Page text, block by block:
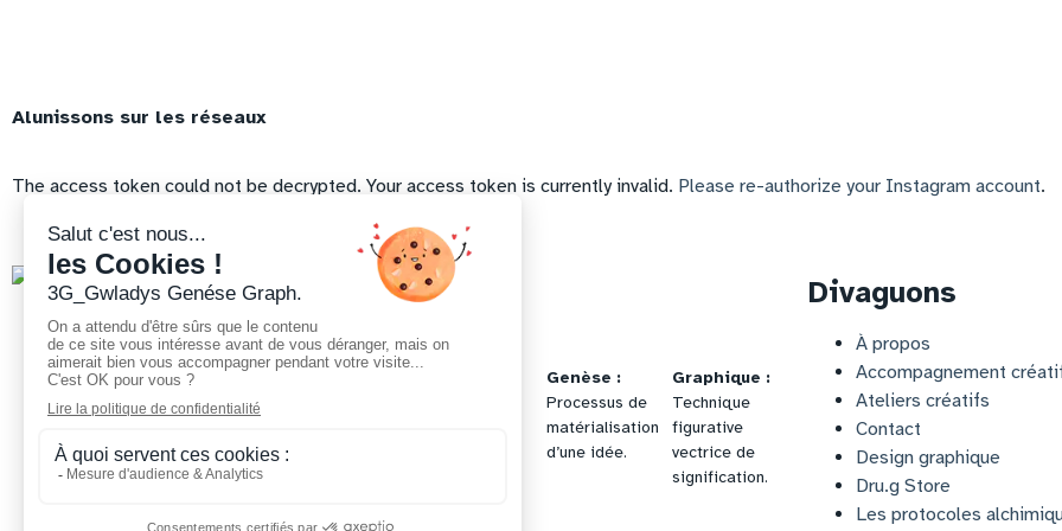
Alunissons sur les réseaux
The access token could not be decrypted. Your access token is currently invalid. Please re-authorize your Instagram account.
Conditions Générales de Vente
©3G – 2023
À propos
Genèse :
Processus de
matérialisation
d’une idée.
Graphique :
Technique
figurative
vectrice de
signification.
Divaguons
À propos
Accompagnement
Ateliers créatifs
Contact
Design graphique
Dru.g Store
Les protocoles